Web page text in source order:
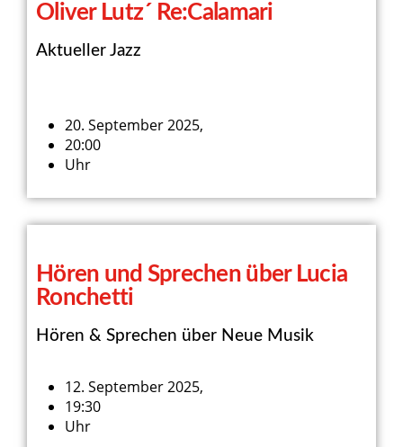
Oliver Lutz´ Re:Calamari
Aktueller Jazz
20. September 2025,
20:00
Uhr
Hören und Sprechen über Lucia
Ronchetti
Hören & Sprechen über Neue Musik
12. September 2025,
19:30
Uhr